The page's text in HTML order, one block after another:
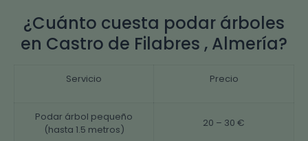
¿Cuánto cuesta podar árboles
en Castro de Filabres , Almería?
Servicio Precio
Podar árbol pequeño
(hasta 1.5 metros)
20 – 30 €